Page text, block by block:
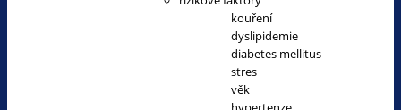
kouření
dyslipidemie
diabetes mellitus
stres
věk